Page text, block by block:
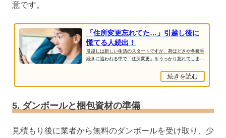
意です。
「住所変更忘れてた…」引越し後に
慌てる人続出！
引越しは新しい生活のスタートですが、荷ほどきや各種手
続きに追われる中で「住所変更」をうっかり忘れてしまう
続きを読む
5. ダンボールと梱包資材の準備
見積もり後に業者から無料のダンボールを受け取り、少